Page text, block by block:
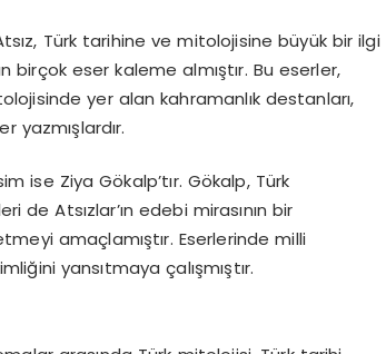
Türk tarihine ve mitolojisine büyük bir ilgi
birçok eser kaleme almıştır. Bu eserler,
yer alan kahramanlık destanları,
yazmışlardır.
ise Ziya Gökalp’tır. Gökalp, Türk
Atsızlar’ın edebi mirasının bir
amaçlamıştır. Eserlerinde milli
yansıtmaya çalışmıştır.